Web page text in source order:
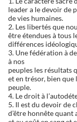
leader a le devoir de
de vies humaines.
2. Les libertés que
être étendues à tous
différences
3. Une fédération à
à nos
peuples les résultats
et en trésor, bien que
peuple.
4. Le droit à
5. Il est du devoir de
d’être honnête